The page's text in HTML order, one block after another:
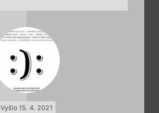
Vyšlo 15. 4. 2021